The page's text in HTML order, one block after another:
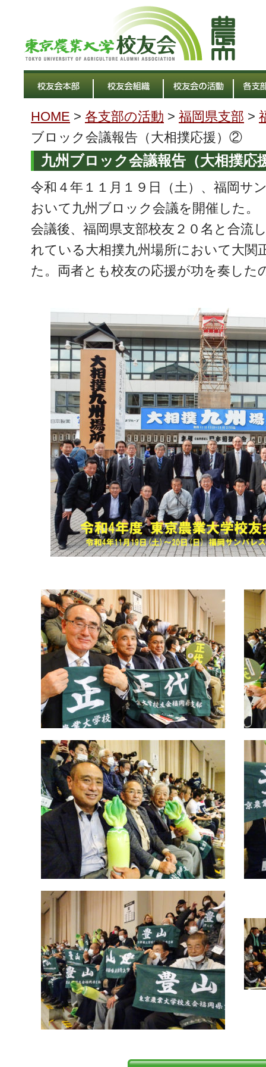
HOME > 各支部の活動 > 福岡県支部 >
ブロック会議報告（大相撲応援）②
九州ブロック会議報告（大相撲応
令和４年１１月１９日（土）、福岡サ
おいて九州ブロック会議を開催した。
会議後、福岡県支部校友２０名と合流
れている大相撲九州場所において大関
た。両者とも校友の応援が功を奏した